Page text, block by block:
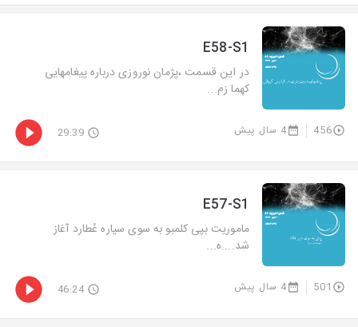
E58-S1
در این قسمت ،پژمان نوروزی درباره پیغامهایی
کهما زم...
456 4 سال پیش 29:39
E57-S1
ماموریت بپی کلمبو به سوی سیاره عُطارد آغاز
شد....ه...
501 4 سال پیش 46:24